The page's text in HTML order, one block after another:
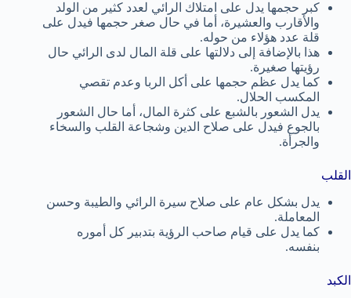
كبر حجمها يدل على امتلاك الرائي لعدد كثير من الولد
والأقارب والعشيرة، أما في حال صغر حجمها فيدل على
قلة عدد هؤلاء من حوله.
هذا بالإضافة إلى دلالتها على قلة المال لدى الرائي حال
رؤيتها صغيرة.
كما يدل عظم حجمها على أكل الربا وعدم تقصي
المكسب الحلال.
يدل الشعور بالشبع على كثرة المال، أما حال الشعور
بالجوع فيدل على صلاح الدين وشجاعة القلب والسخاء
والجرأة.
القلب
يدل بشكل عام على صلاح سيرة الرائي والطيبة وحسن
المعاملة.
كما يدل على قيام صاحب الرؤية بتدبير كل أموره
بنفسه.
الكبد